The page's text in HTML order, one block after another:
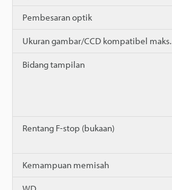
Pembesaran optik
Ukuran gambar/CCD kompatibel maks.
Bidang tampilan
Rentang F-stop (bukaan)
Kemampuan memisah